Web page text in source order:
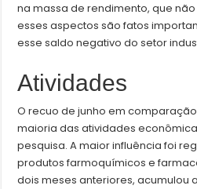
na massa de rendimento, que
esses aspectos são fatos
esse saldo negativo do setor
Atividades
O recuo de junho em
maioria das atividades
pesquisa. A maior influência foi
produtos farmoquímicos e
dois meses anteriores, acumulou